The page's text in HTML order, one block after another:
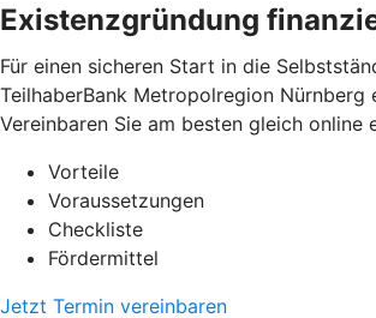
Existenzgründung
Für einen sicheren Start in die
TeilhaberBank Metropolregion
Vereinbaren Sie am besten gleich online
Vorteile
Voraussetzungen
Checkliste
Fördermittel
Jetzt Termin vereinbaren